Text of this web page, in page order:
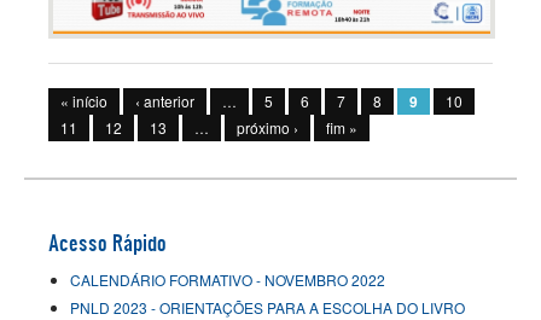
Páginas
« início ‹ anterior … 5 6 7 8 9
10
11
12 13 … próximo › fim »
Acesso Rápido
CALENDÁRIO FORMATIVO - NOVEMBRO 2022
PNLD 2023 - ORIENTAÇÕES PARA A ESCOLHA DO LIVRO